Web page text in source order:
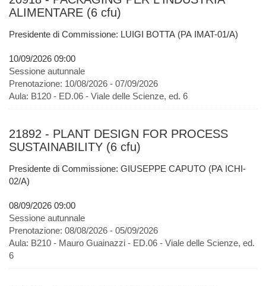
ALIMENTARE (6 cfu)
Presidente di Commissione: LUIGI BOTTA (PA IMAT-01/A)
10/09/2026 09:00
Sessione autunnale
Prenotazione: 10/08/2026 - 07/09/2026
Aula: B120 - ED.06 - Viale delle Scienze, ed. 6
21892 - PLANT DESIGN FOR PROCESS
SUSTAINABILITY (6 cfu)
Presidente di Commissione: GIUSEPPE CAPUTO (PA ICHI-
02/A)
08/09/2026 09:00
Sessione autunnale
Prenotazione: 08/08/2026 - 05/09/2026
Aula: B210 - Mauro Guainazzi - ED.06 - Viale delle Scienze, ed.
6